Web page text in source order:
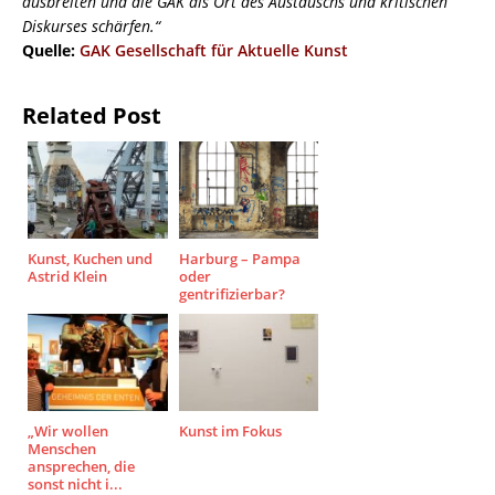
Diskurses schärfen.“
Quelle: GAK Gesellschaft für Aktuelle Kunst
Related Post
Kunst, Kuchen und
Astrid Klein
Harburg – Pampa
oder
gentrifizierbar?
„Wir wollen
Menschen
ansprechen, die
sonst nicht i...
Kunst im Fokus